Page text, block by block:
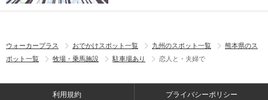
ウォーカープラス おでかけスポット一覧 九州のスポット一覧
熊本県のス
ポット一覧
牧場・乗馬施設 駐車場あり 恋人と・夫婦で
利用規約 プライバシーポリシー